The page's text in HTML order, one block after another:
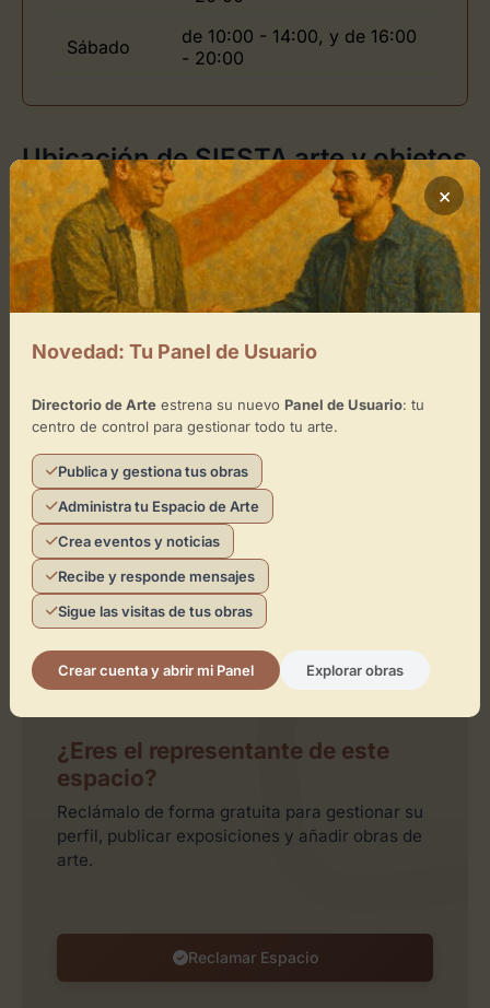
Sábado
de 10:00 - 14:00, y de 16:00
- 20:00
Ubicación de SIESTA arte y objetos
Cómo llegar
+
−
Leaflet| © contributors
Toca el mapa para interactuar
Activar Mapa
¿Eres el representante de este
espacio?
Reclámalo de forma gratuita para gestionar su
perfil, publicar exposiciones y añadir obras de
arte.
Reclamar Espacio
×
Novedad: Tu Panel de Usuario
Directorio de Arteestrena su nuevo Panel de Usuario: tu
centro de control para gestionar todo tu arte.
Publica y gestiona tus obras
Administra tu Espacio de Arte
Crea eventos y noticias
Recibe y responde mensajes
Sigue las visitas de tus obras
Crear cuenta y abrir mi Panel Explorar obras